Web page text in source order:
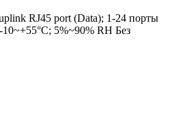
RJ45 port (Data); 1-24 порты
5%~90% RH Без